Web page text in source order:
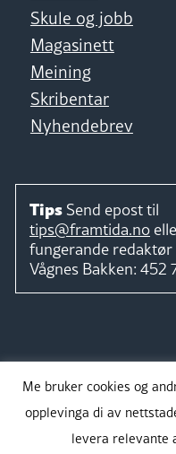
Skule og jobb
Magasinett
Meining
Skribentar
Nyhendebrev
Tips Send epost til
tips@framtida.no
fungerande redaktør
Vågnes Bakken: 452
Me bruker cookies og
opplevinga di av
levera relevante